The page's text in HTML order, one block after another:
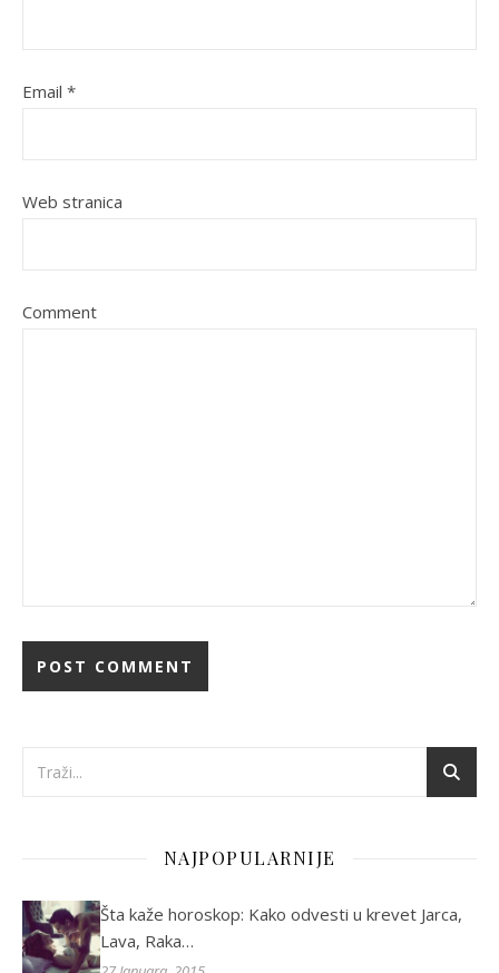
Email *
Web stranica
Comment
NAJPOPULARNIJE
Šta kaže horoskop: Kako odvesti u krevet Jarca,
Lava, Raka…